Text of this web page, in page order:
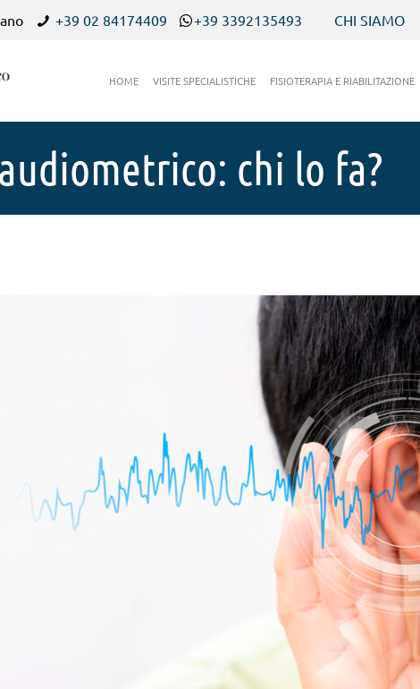
+39 02 84174409 +39 3392135493 CHI SIAMO
HOME VISITE SPECIALISTICHE FISIOTERAPIA E RIABILITAZIONE
chi lo fa?